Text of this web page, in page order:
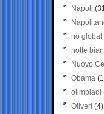
Napoli
no global
notte
Nuovo
Obama
olimpiadi
Oliveri (4)